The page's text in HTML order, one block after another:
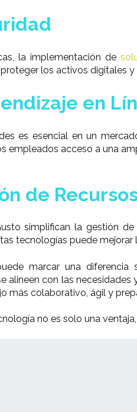
la implementación de
los activos digitales
en
es esencial en un
empleados acceso a una
de
simplifican la gestión
tecnologías puede
marcar una
alineen con las
más colaborativo, ágil y
no es solo una